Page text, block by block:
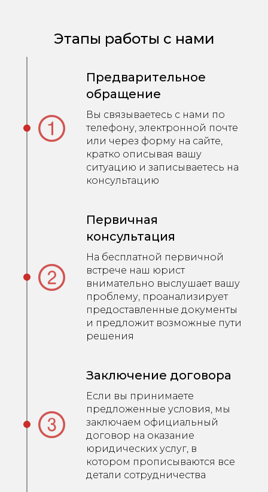
Этапы работы с нами
Предварительное
обращение
Вы связываетесь с нами по
телефону, электронной почте
или через форму на сайте,
кратко описывая вашу
ситуацию и записываетесь на
консультацию
Первичная
консультация
На бесплатной первичной
встрече наш юрист
внимательно выслушает вашу
проблему, проанализирует
предоставленные документы
и предложит возможные пути
решения
Заключение договора
Если вы принимаете
предложенные условия, мы
заключаем официальный
договор на оказание
юридических услуг, в
котором прописываются все
детали сотрудничества